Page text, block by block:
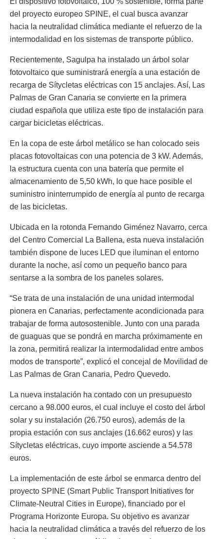
del proyecto europeo SPINE, el cual busca avanzar
hacia la neutralidad climática mediante el refuerzo de la
intermodalidad en los sistemas de transporte público.
Recientemente, Sagulpa ha instalado un árbol solar
fotovoltaico que suministrará energía a una estación de
recarga de Sítycletas eléctricas con 15 anclajes. Así, Las
Palmas de Gran Canaria se convierte en la primera
ciudad española que utiliza este tipo de instalación para
cargar bicicletas eléctricas.
En la copa de este árbol metálico se han colocado seis
placas fotovoltaicas con una potencia de 3 kW. Además,
la estructura cuenta con una batería que permite el
almacenamiento de 5,50 kWh, lo que hace posible el
suministro ininterrumpido de energía al punto de recarga
de las bicicletas.
Ubicada en la rotonda Fernando Giménez Navarro, cerca
del Centro Comercial La Ballena, esta nueva instalación
también dispone de luces LED que iluminan el entorno
durante la noche, así como un pequeño banco para
sentarse a la sombra de los paneles solares.
“Se trata de una instalación de una unidad intermodal
pionera en Canarias, perfectamente acondicionada para
trabajar de forma autosostenible. Junto con una parada
de guaguas que se pondrá en marcha próximamente en
la zona, permitirá realizar la intermodalidad entre ambos
modos de transporte”, explicó el concejal de Movilidad de
Las Palmas de Gran Canaria, Pedro Quevedo.
La nueva instalación ha contado con un presupuesto
cercano a 98.000 euros, el cual incluye el costo del árbol
solar y su instalación (26.750 euros), además de la
propia estación con sus anclajes (16.662 euros) y las
Sítycletas eléctricas, cuyo importe asciende a 54.578
euros.
La implementación de este árbol se enmarca dentro del
proyecto SPINE (Smart Public Transport Initiatives for
Climate-Neutral Cities in Europe), financiado por el
Programa Horizonte Europa. Su objetivo es avanzar
hacia la neutralidad climática a través del refuerzo de los